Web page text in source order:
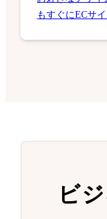
もすぐにECサ
ビ